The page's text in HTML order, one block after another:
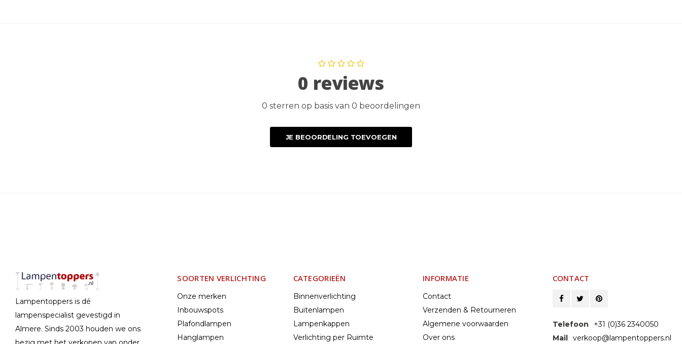
0 reviews
0 sterren op basis van 0 beoordelingen
JE BEOORDELING TOEVOEGEN
Lampentoppers is dé
lampenspecialist gevestigd in
Almere. Sinds 2003 houden we ons
SOORTEN VERLICHTING
Onze merken
Inbouwspots
Plafondlampen
Hanglampen
CATEGORIEËN
Binnenverlichting
Buitenlampen
Lampenkappen
Verlichting per Ruimte
INFORMATIE
Contact
Verzenden & Retourneren
Algemene voorwaarden
Over ons
CONTACT
Telefoon
+31 (0)36 2340050
Mail verkoop@lampentoppers.nl